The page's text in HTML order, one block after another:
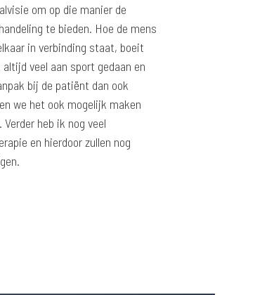
om op die manier de
te bieden. Hoe de mens
in verbinding staat, boeit
veel aan sport gedaan en
bij de patiënt dan ook
we het ook mogelijk maken
heb ik nog veel
en hierdoor zullen nog